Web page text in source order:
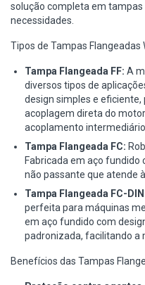
solução completa em
necessidades.
Tipos de Tampas Flangeadas
Tampa Flangeada FF: A
diversos tipos de
design simples e
acoplagem direta do
acoplamento intermediário.
Tampa Flangeada FC:
Fabricada em aço
não passante que atende
Tampa Flangeada FC-
perfeita para máquinas
em aço fundido com
padronizada, facilitando a
Benefícios das Tampas